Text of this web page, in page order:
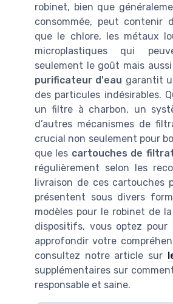
robinet, bien que
consommée, peut contenir
que le chlore, les métaux
microplastiques qui
seulement le goût mais
purificateur d'eau garantit
des particules indésirables.
un filtre à charbon, un
d’autres mécanismes de
crucial non seulement pour
que les cartouches de
régulièrement selon les
livraison de ces
présentent sous divers
modèles pour le robinet de
dispositifs, vous optez
approfondir votre
consultez notre article sur
supplémentaires sur
responsable et saine.